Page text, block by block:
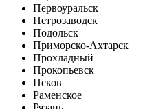
Первоуральск
Петрозаводск
Подольск
Приморско-Ахтарск
Прохладный
Прокопьевск
Псков
Раменское